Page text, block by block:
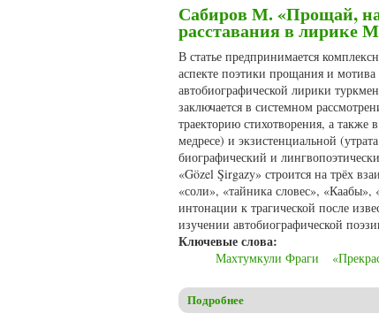
Сабиров М. «Прощай,
расставания в лирике
В статье предпринимается
аспекте поэтики прощания и мотива
автобиографической лирики
заключается в системном
траекторию стихотворения, а также
медресе) и экзистенциальной
биографический и
«Gözel Şirgazy» строится на трёх
«соли», «тайника словес»,
интонации к трагической после
изучении автобиографической
Ключевые слова:
Махтумкули Фраги
Подробнее